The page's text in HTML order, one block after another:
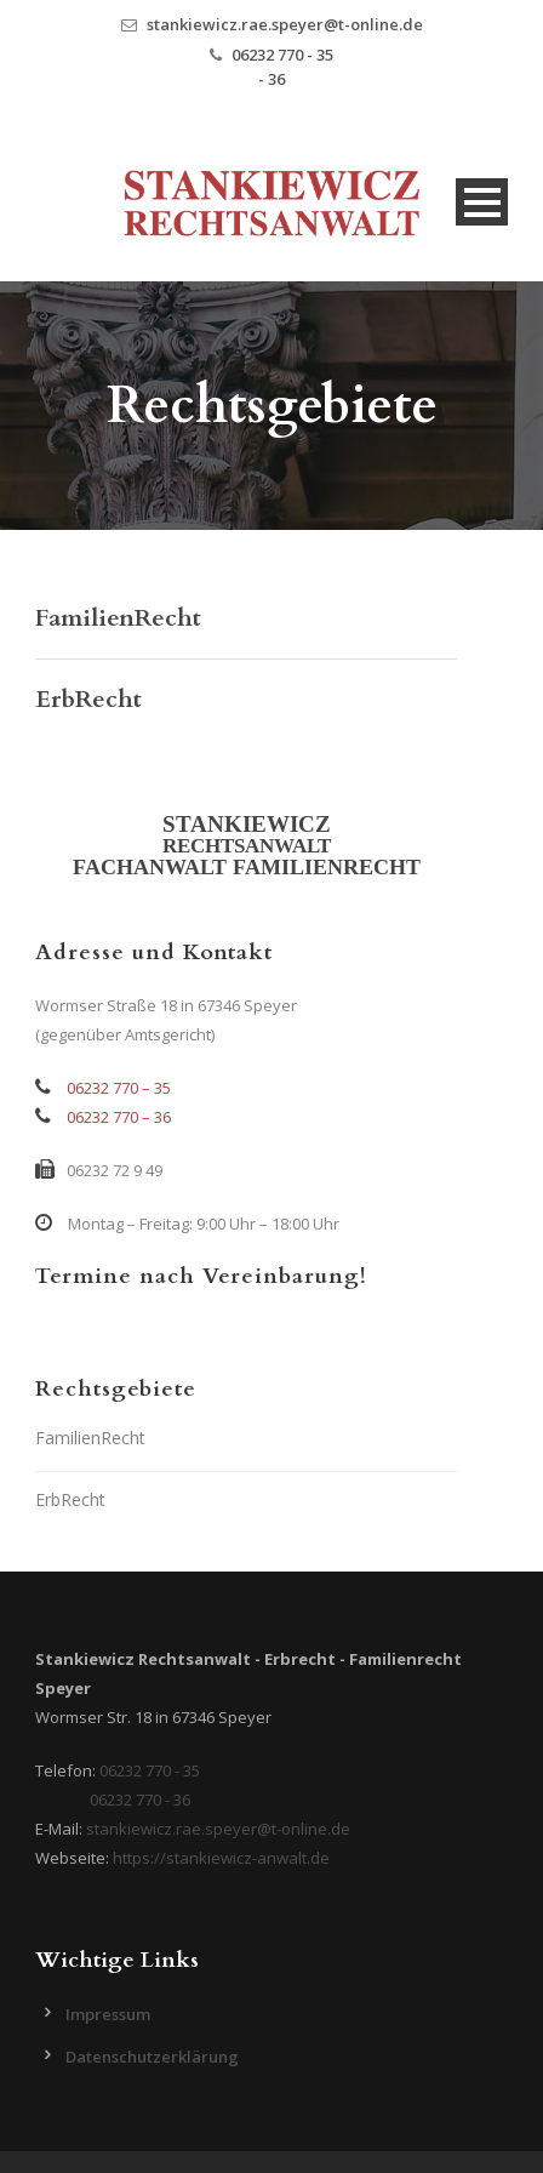
stankiewicz.rae.speyer@t-online.de
06232 770 - 35
- 36
Rechtsgebiete
FamilienRecht
ErbRecht
STANKIEWICZ
RECHTSANWALT
FACHANWALT FAMILIENRECHT
Adresse und Kontakt
Wormser Straße 18 in 67346 Speyer
(gegenüber Amtsgericht)
06232 770 – 35
06232 770 – 36
06232 72 9 49
Montag – Freitag: 9:00 Uhr – 18:00 Uhr
Termine nach Vereinbarung!
Rechtsgebiete
FamilienRecht
ErbRecht
Stankiewicz Rechtsanwalt - Erbrecht - Familienrecht
Speyer
Wormser Str. 18 in 67346 Speyer
Telefon: 06232 770 - 35
06232 770 - 36
E-Mail: stankiewicz.rae.speyer@t-online.de
Webseite: https://stankiewicz-anwalt.de
Wichtige Links
Impressum
Datenschutzerklärung